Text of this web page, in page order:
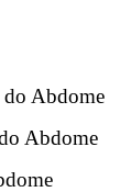
Abdome
Abdome